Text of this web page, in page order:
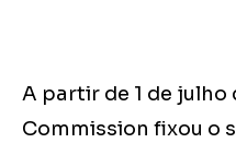
A partir de 1 de julho
Commission fixou o